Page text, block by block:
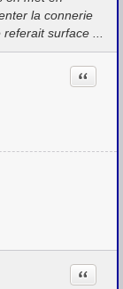
la connerie
surface ...
Citation
Citation